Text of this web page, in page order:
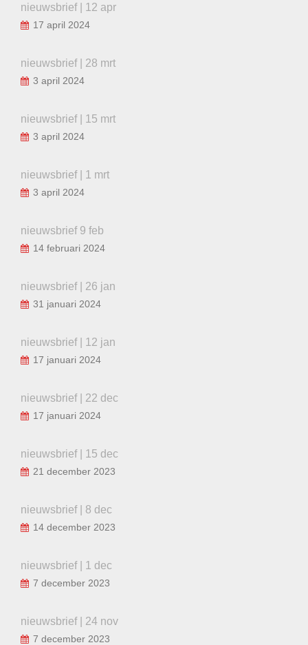
nieuwsbrief | 12 apr
17 april 2024
nieuwsbrief | 28 mrt
3 april 2024
nieuwsbrief | 15 mrt
3 april 2024
nieuwsbrief | 1 mrt
3 april 2024
nieuwsbrief 9 feb
14 februari 2024
nieuwsbrief | 26 jan
31 januari 2024
nieuwsbrief | 12 jan
17 januari 2024
nieuwsbrief | 22 dec
17 januari 2024
nieuwsbrief | 15 dec
21 december 2023
nieuwsbrief | 8 dec
14 december 2023
nieuwsbrief | 1 dec
7 december 2023
nieuwsbrief | 24 nov
7 december 2023